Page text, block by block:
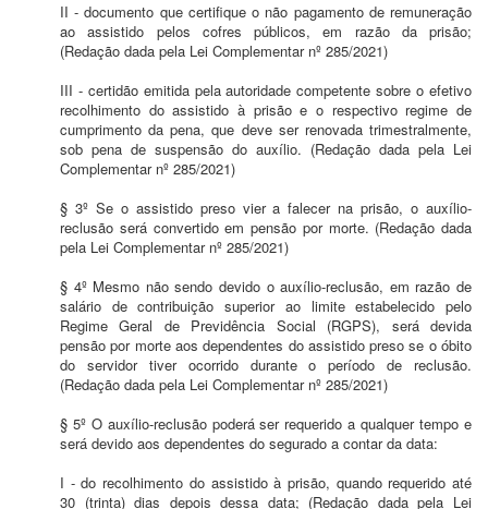
II - documento que certifique o não pagamento de remuneração
ao assistido pelos cofres públicos, em razão da prisão;
(Redação dada pela Lei Complementar nº 285/2021)
III - certidão emitida pela autoridade competente sobre o efetivo
recolhimento do assistido à prisão e o respectivo regime de
cumprimento da pena, que deve ser renovada trimestralmente,
sob pena de suspensão do auxílio. (Redação dada pela Lei
Complementar nº 285/2021)
§ 3º Se o assistido preso vier a falecer na prisão, o auxílio-
reclusão será convertido em pensão por morte. (Redação dada
pela Lei Complementar nº 285/2021)
§ 4º Mesmo não sendo devido o auxílio-reclusão, em razão de
salário de contribuição superior ao limite estabelecido pelo
Regime Geral de Previdência Social (RGPS), será devida
pensão por morte aos dependentes do assistido preso se o óbito
do servidor tiver ocorrido durante o período de reclusão.
(Redação dada pela Lei Complementar nº 285/2021)
§ 5º O auxílio-reclusão poderá ser requerido a qualquer tempo e
será devido aos dependentes do segurado a contar da data:
I - do recolhimento do assistido à prisão, quando requerido até
30 (trinta) dias depois dessa data; (Redação dada pela Lei